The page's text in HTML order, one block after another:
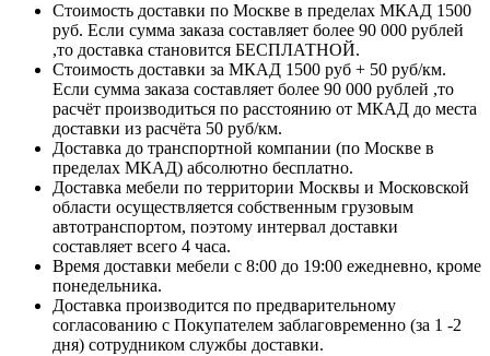
Стоимость доставки по Москве в пределах МКАД 1500
руб. Если сумма заказа составляет более 90 000 рублей
,то доставка становится БЕСПЛАТНОЙ.
Стоимость доставки за МКАД 1500 руб + 50 руб/км.
Если сумма заказа составляет более 90 000 рублей ,то
расчёт производиться по расстоянию от МКАД до места
доставки из расчёта 50 руб/км.
Доставка до транспортной компании (по Москве в
пределах МКАД) абсолютно бесплатно.
Доставка мебели по территории Москвы и Московской
области осуществляется собственным грузовым
автотранспортом, поэтому интервал доставки
составляет всего 4 часа.
Время доставки мебели с 8:00 до 19:00 ежедневно, кроме
понедельника.
Доставка производится по предварительному
согласованию с Покупателем заблаговременно (за 1 -2
дня) сотрудником службы доставки.